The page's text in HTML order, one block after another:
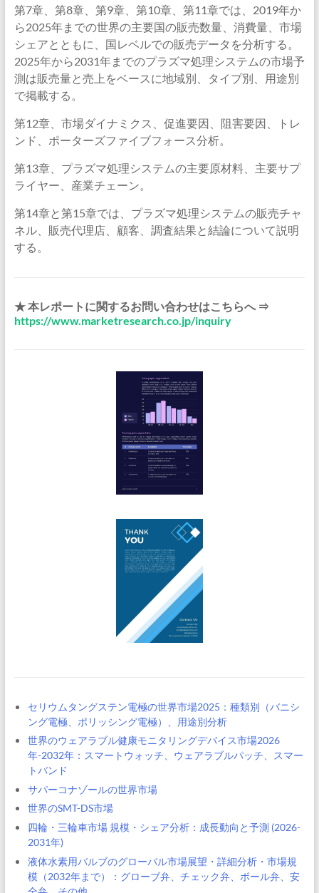
第7章、第8章、第9章、第10章、第11章では、2019年か
ら2025年までの世界の主要国の販売数量、消費量、市場
シェアとともに、国レベルでの販売データを分析する。
2025年から2031年までのプラズマ処理システムの市場予
測は販売量と売上をベースに地域別、タイプ別、用途別
で掲載する。
第12章、市場ダイナミクス、促進要因、阻害要因、トレ
ンド、ポーターズファイブフォース分析。
第13章、プラズマ処理システムの主要原材料、主要サプ
ライヤー、産業チェーン。
第14章と第15章では、プラズマ処理システムの販売チャ
ネル、販売代理店、顧客、調査結果と結論について説明
する。
★ 本レポートに関するお問い合わせはこちらへ ⇒
https://www.marketresearch.co.jp/inquiry
セリウムタングステン電極の世界市場2025：種類別（バニシ
ング電極、ポリッシング電極）、用途別分析
世界のウェアラブル健康モニタリングデバイス市場2026
年-2032年：スマートウォッチ、ウェアラブルパッチ、スマー
トバンド
サパーコナゾールの世界市場
世界のSMT-DS市場
四輪・三輪車市場 規模・シェア分析：成長動向と予測 (2026-
2031年)
液体水素用バルブのグローバル市場展望・詳細分析・市場規
模（2032年まで）：グローブ弁、チェック弁、ボール弁、安